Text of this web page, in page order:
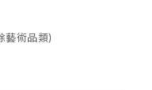
藝術品類)